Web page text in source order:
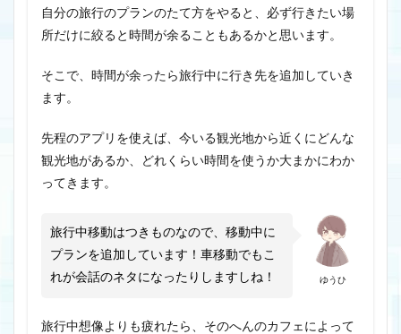
自分の旅行のプランのたて方をやると、必ず行きたい場
所だけに絞ると時間が余ることもあるかと思います。
そこで、時間が余ったら旅行中に行き先を追加していき
ます。
先程のアプリを使えば、今いる観光地から近くにどんな
観光地があるか、どれくらい時間を使うか大まかにわか
ってきます。
ゆうひ
旅行中移動はつきものなので、移動中に
プランを追加しています！車移動でもこ
れが会話のネタになったりしますしね！
旅行中想像よりも疲れたら、そのへんのカフェによって